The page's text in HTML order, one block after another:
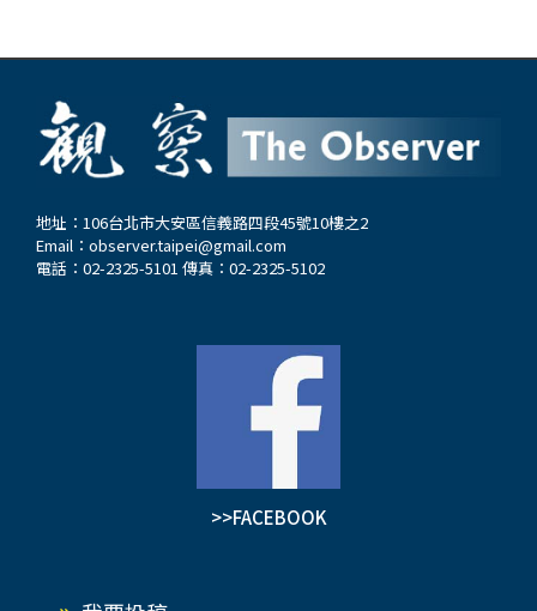
無數家庭在隔絕的幾十年間，如何靠著那一點點模
糊的筆跡活下去的尊嚴。這些發黃的紙張在此刻顯
得如此珍貴，是因為他們用最笨拙、也最溫柔的方
個最簡單的道理：行政的牆可以蓋得很高，航線可
以暫停，但那種骨子裡的牽掛連時光都磨不掉。…
年才俊遠赴歐美與日本，學習現代科學技術與制度
理念。他們不僅吸收了工程、醫學、數理等知識，
更帶回了近代工業文明的組織方式與科研精神。這
契機。 百餘年來，兩岸高等教育在工業生產人才
培養上形成了完整體系，培養大量工程師、科學家
與技術專才。結合商管學院的組織管理知識與法律
是」與「嚴謹治學」。學生在課堂之外，常參與科
研實驗與社會服務，形成知識與實踐結合的氛圍。
政策鼓勵科研教育，工業化需求提供國內外舞台，
社會普遍認為生產是「報國之途」。這種文化共
社會地位上獲得肯定，成為推動中國現代化的骨幹
力量。 台商是製造與市場的橋樑…
地址：106台北市大安區信義路四段45號10樓之2
Email： observer.taipei@gmail.com
電話：02-2325-5101 傳真：02-2325-5102
>>FACEBOOK